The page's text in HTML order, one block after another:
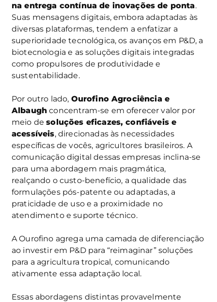
na entrega contínua de inovações de ponta.
Suas mensagens digitais, embora adaptadas às
diversas plataformas, tendem a enfatizar a
superioridade tecnológica, os avanços em P&D, a
biotecnologia e as soluções digitais integradas
como propulsores de produtividade e
sustentabilidade.
Por outro lado, Ourofino Agrociência e
Albaugh concentram-se em oferecer valor por
meio desoluções eficazes, confiáveis e
acessíveis, direcionadas às necessidades
específicas de vocês, agricultores brasileiros. A
comunicação digital dessas empresas inclina-se
para uma abordagem mais pragmática,
realçando o custo-benefício, a qualidade das
formulações pós-patente ou adaptadas, a
praticidade de uso e a proximidade no
atendimento e suporte técnico.
A Ourofino agrega uma camada de diferenciação
ao investir em P&D para “reimaginar” soluções
para a agricultura tropical, comunicando
ativamente essa adaptação local.
Essas abordagens distintas provavelmente